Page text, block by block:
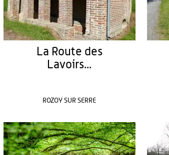
La Route des
Lavoirs...
ROZOY SUR SERRE